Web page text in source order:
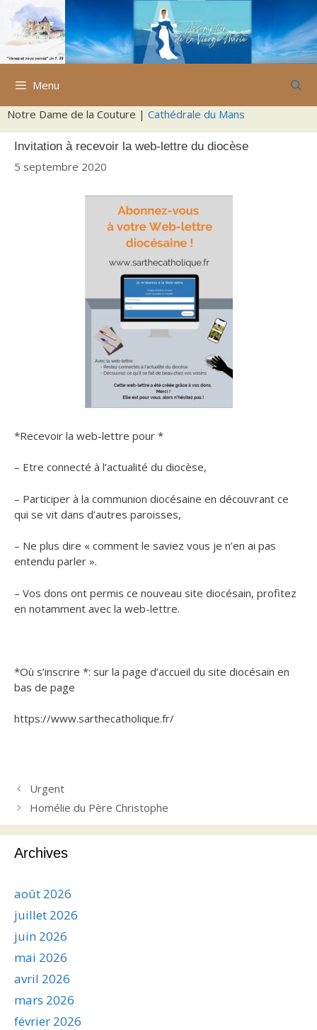
Aller
contenu
Menu
Notre Dame de la Couture | Cathédrale du Mans
Invitation à recevoir la web-lettre du diocèse
5 septembre 2020
*Recevoir la web-lettre pour *
– Etre connecté à l’actualité du diocèse,
– Participer à la communion diocésaine en découvrant ce
qui se vit dans d’autres paroisses,
– Ne plus dire « comment le saviez vous je n’en ai pas
entendu parler ».
– Vos dons ont permis ce nouveau site diocésain, profitez
en notamment avec la web-lettre.
*Où s’inscrire *: sur la page d’accueil du site diocésain en
bas de page
https://www.sarthecatholique.fr/
Urgent
Homélie du Père Christophe
Archives
août 2026
juillet 2026
juin 2026
mai 2026
avril 2026
mars 2026
février 2026